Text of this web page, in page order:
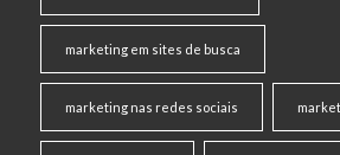
marketing em sites de busca
marketing nas redes sociais